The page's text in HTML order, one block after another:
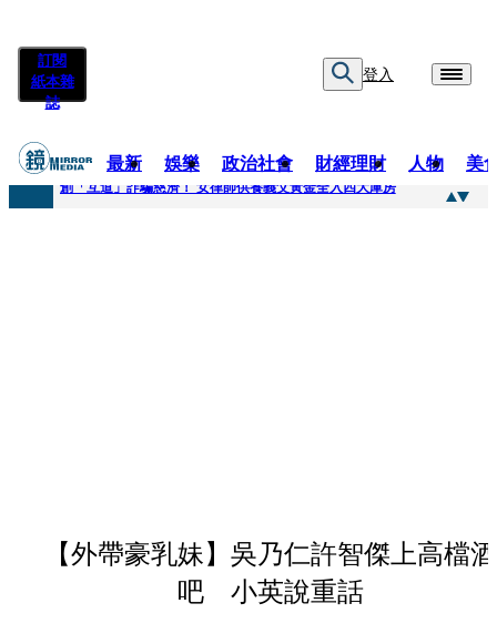
訂閱
紙本雜
誌
登入
最新 娛樂 政治社會 財經理財 人物 美
快訊
創「互道」詐騙慈濟！ 女律師供養義父黃金全入四大庫房
【外帶豪乳妹】吳乃仁許智傑上高檔酒
吧 小英說重話